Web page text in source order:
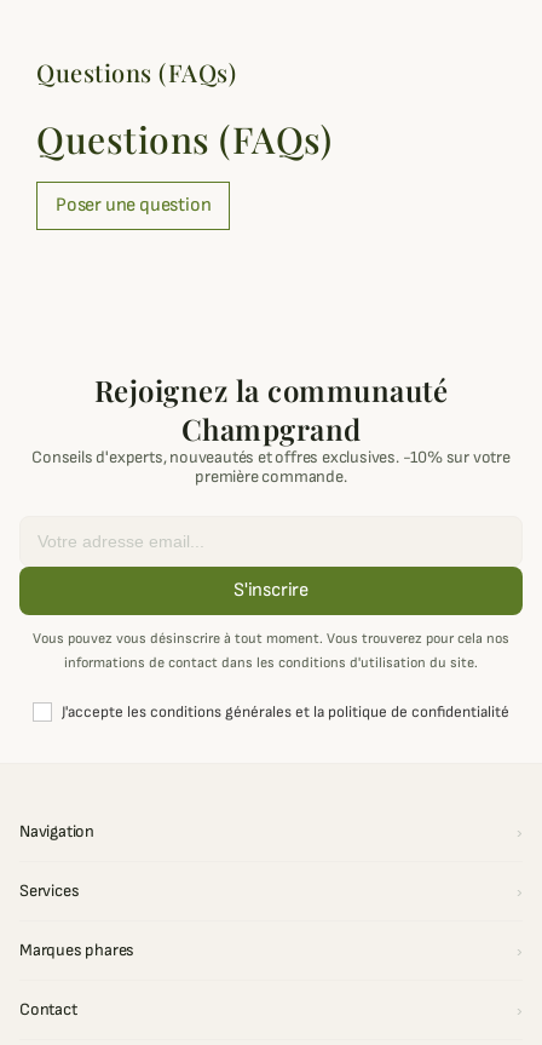
Questions (FAQs)
Questions (FAQs)
Poser une question
Rejoignez la communauté
Champgrand
Conseils d'experts, nouveautés et offres exclusives. -10% sur votre
première commande.
S'inscrire
Vous pouvez vous désinscrire à tout moment. Vous trouverez pour cela nos
informations de contact dans les conditions d'utilisation du site.
J'accepte les conditions générales et la politique de confidentialité
Navigation
Services
Marques phares
Contact